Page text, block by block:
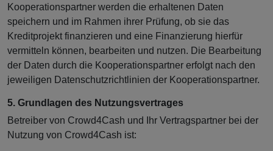
Kooperationspartner werden die erhaltenen Daten
speichern und im Rahmen ihrer Prüfung, ob sie das
Kreditprojekt finanzieren und eine Finanzierung hierfür
vermitteln können, bearbeiten und nutzen. Die Bearbeitung
der Daten durch die Kooperationspartner erfolgt nach den
jeweiligen Datenschutzrichtlinien der Kooperationspartner.
5. Grundlagen des Nutzungsvertrages
Betreiber von Crowd4Cash und Ihr Vertragspartner bei der
Nutzung von Crowd4Cash ist: